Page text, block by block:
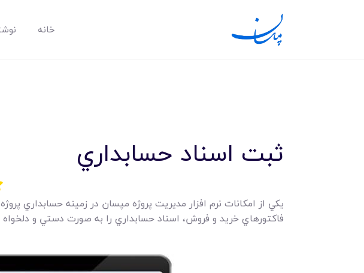
خانه
ثبت اسناد حسابداري
يکي از امکانات نرم افزار مديريت پروژه مپسان در زمينه حسابداري
فاکتورهاي خريد و فروش، اسناد حسابداري را به صورت دستي و